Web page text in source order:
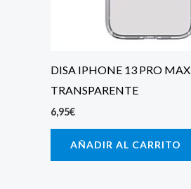
DISA IPHONE 13 PRO MAX
TRANSPARENTE
6,95€
AÑADIR AL CARRITO